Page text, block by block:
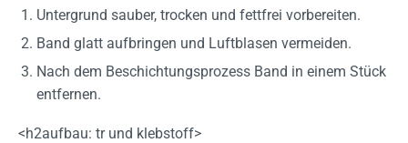
Untergrund sauber, trocken und fettfrei vorbereiten.
Band glatt aufbringen und Luftblasen vermeiden.
Nach dem Beschichtungsprozess Band in einem Stück
entfernen.
<h2aufbau: tr und klebstoff>